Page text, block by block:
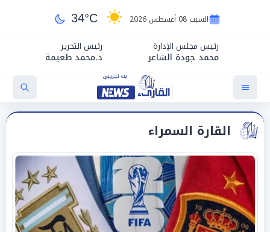
السبت 08 أغسطس 2026 34°C
رئيس مجلس الإدارة
محمد جودة الشاعر
رئيس التحرير
د.محمد طعيمة
القارة السمراء